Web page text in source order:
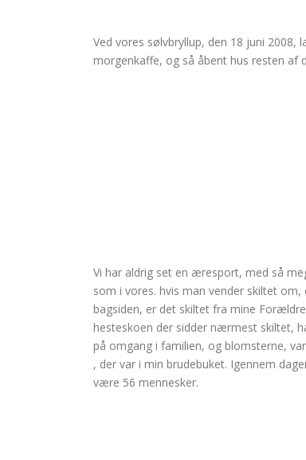
Ved vores sølvbryllup, den 18 juni 2008,
morgenkaffe, og så åbent hus resten af
Vi har aldrig set en æresport, med så
som i vores. hvis man vender skiltet om,
bagsiden, er det skiltet fra mine
hesteskoen der sidder nærmest skiltet,
på omgang i familien, og blomsterne,
, der var i min brudebuket. Igennem
være 56 mennesker.